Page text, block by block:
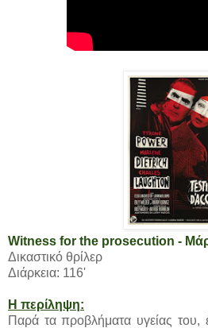
Witness for the prosecution -
Δικαστικό θρίλερ
Διάρκεια: 116'
Η περίληψη:
Παρά τα προβλήματα υγείας του,